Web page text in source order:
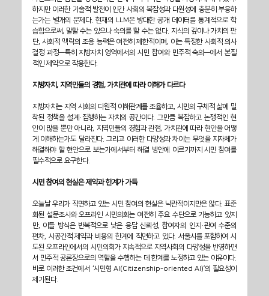
하지만 이러한 기술적 발전이 인간 사회의 복잡성과 다원성에 충분히 부응하
는가는 별개의 문제다. 현재의 LLM은 방대한 공개 데이터를 통계적으로 학
습함으로써, 말할 수는 있으나 숙의를 할 수는 없다. 지식의 깊이나 가치의 판
단, 사회적 맥락의 조응 능력은 여전히 제한적이며, 이는 특정한 사회적 의사
결정 과정—특히 지방자치 영역에서의 시민 참여와 민주적 숙의—에서 본질
적인 제약으로 작용한다.
지방자치, 지역민들의 경험, 가치관에 따라 이해가 다르다
지방자치는 지역 사회의 다원적 이해관계를 조율하고, 시민의 구체적 삶에 밀
착된 정책을 설계·집행하는 자치의 공간이다. 그만큼 복잡하고 논쟁적인 현
안이 많을 뿐만 아니라, 지역민들의 경험과 관점, 가치관에 따라 현안을 어떻
게 이해하는가도 달라진다. 그리고 이러한 다양성과 차이는 무엇을 지자체가
해결해야 할 현안으로 보는가에서부터 해결 방안에 이르기까지 시민 참여를
필수적으로 요구한다.
시민 참여의 현실은 제약과 한계가 가득
오늘날 우리가 직면하고 있는 시민 참여의 현실은 낙관적이지만은 않다. 표준
화된 설문조사와 오프라인 시민의회는 여전히 주요 수단으로 기능하고 있지
만, 이들 방식은 반복적으로 낮은 응답 신뢰성, 참여자의 인지·관여 수준의
편차, 시공간적 제약과 비용의 한계에 직면하고 있다. 서울시를 포함하여 시
도된 오프라인에서의 시민의회가 지속적으로 지역사회의 다양성을 반영하면
서 민주적 공론장으로의 역할을 수행하는 데 한계를 노정하고 있는 이유이다.
바로 이러한 조건에서 ‘시민형 AI(Citizenship-oriented AI)’의 필요성이
제기된다.